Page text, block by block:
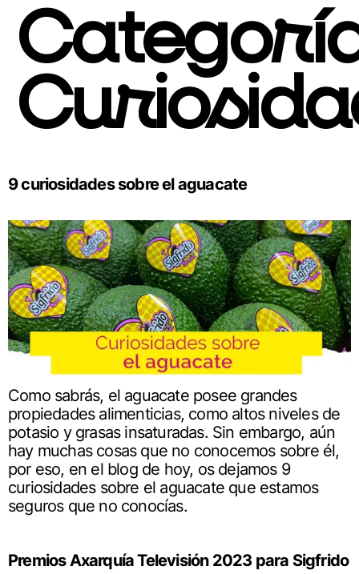
9 curiosidades sobre el aguacate
Como sabrás, el aguacate posee grandes
propiedades alimenticias, como altos niveles de
potasio y grasas insaturadas. Sin embargo, aún
hay muchas cosas que no conocemos sobre él,
por eso, en el blog de hoy, os dejamos 9
curiosidades sobre el aguacate que estamos
seguros que no conocías.
Premios Axarquía Televisión 2023 para Sigfrido